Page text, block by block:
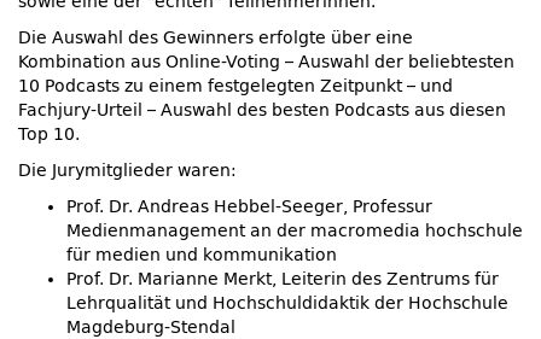
Die Auswahl des Gewinners erfolgte über eine
Kombination aus Online-Voting – Auswahl der beliebtesten
10 Podcasts zu einem festgelegten Zeitpunkt – und
Fachjury-Urteil – Auswahl des besten Podcasts aus diesen
Top 10.
Die Jurymitglieder waren:
Prof. Dr. Andreas Hebbel-Seeger, Professur
Medienmanagement an der macromedia hochschule
für medien und kommunikation
Prof. Dr. Marianne Merkt, Leiterin des Zentrums für
Lehrqualität und Hochschuldidaktik der Hochschule
Magdeburg-Stendal